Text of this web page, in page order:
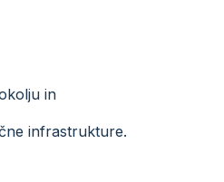
in
infrastrukture.